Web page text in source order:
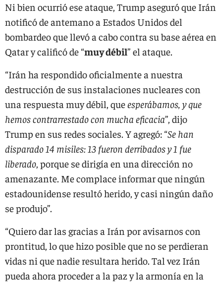
Ni bien ocurrió ese ataque, Trump aseguró que Irán
notificó de antemano a Estados Unidos del
bombardeo que llevó a cabo contra su base aérea en
Qatar y calificó de “muy débil” el ataque.
“Irán ha respondido oficialmente a nuestra
destrucción de sus instalaciones nucleares con
una respuesta muy débil, queesperábamos, y que
hemos contrarrestado con mucha eficacia”, dijo
Trump en sus redes sociales. Y agregó: “Se han
disparado 14 misiles: 13 fueron derribados y 1 fue
liberado, porque se dirigía en una dirección no
amenazante. Me complace informar que ningún
estadounidense resultó herido, y casi ningún daño
se produjo”.
“Quiero dar las gracias a Irán por avisarnos con
prontitud, lo que hizo posible que no se perdieran
vidas ni que nadie resultara herido. Tal vez Irán
pueda ahora proceder a la paz y la armonía en la